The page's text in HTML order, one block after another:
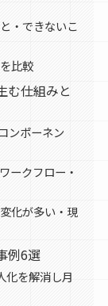
・できないこ
比較
む仕組みと
ンポーネン
ークフロー・
化が多い・現
例6選
化を解消し月